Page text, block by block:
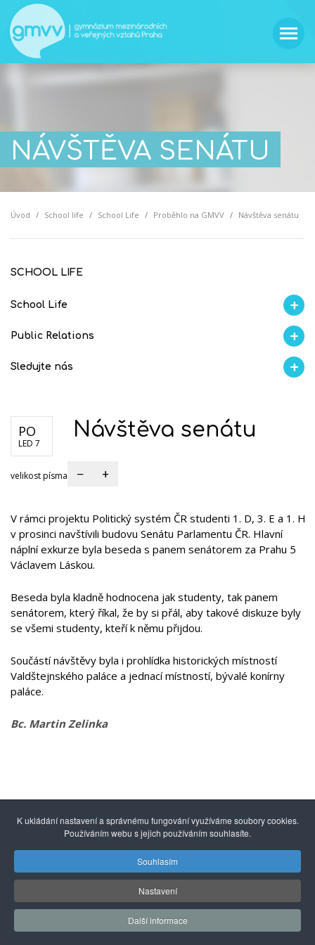
NÁVŠTĚVA SENÁTU
Úvod School life School Life Proběhlo na GMVV Návštěva senátu
SCHOOL LIFE
School Life
Aktuality Proběhlo na GMVV AI Ambasador
Public Relations
Školní magazín REFRESH Soutěže
Sledujte nás
PO
LED 7
Návštěva senátu
velikost písma − +
V rámci projektu Politický systém ČR studenti 1. D, 3. E a 1. H
v prosinci navštívili budovu Senátu Parlamentu ČR. Hlavní
náplní exkurze byla beseda s panem senátorem za Prahu 5
Václavem Láskou.
Beseda byla kladně hodnocena jak studenty, tak panem
senátorem, který říkal, že by si přál, aby takové diskuze byly
se všemi studenty, kteří k němu přijdou.
Součástí návštěvy byla i prohlídka historických místností
Valdštejnského paláce a jednací místností, bývalé konírny
paláce.
Bc. Martin Zelinka
Gymnázium mezinárodních a veřejných
vztahů Praha s.r.o.| Kuncova 1580, 155 00 Praha 5, +420
251 550 846 |info@gmvv.cz
Správu převzal: Agionet.cz
K ukládání nastavení a správnému fungování využíváme soubory cookies.
Používáním webu s jejich používáním souhlasíte.
Souhlasím
Nastavení
Další informace